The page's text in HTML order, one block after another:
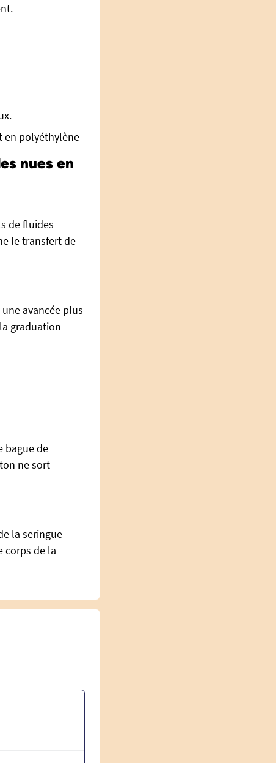
en polyéthylène
nues en
de fluides
le transfert de
avancée plus
graduation
bague de
ne sort
la seringue
corps de la